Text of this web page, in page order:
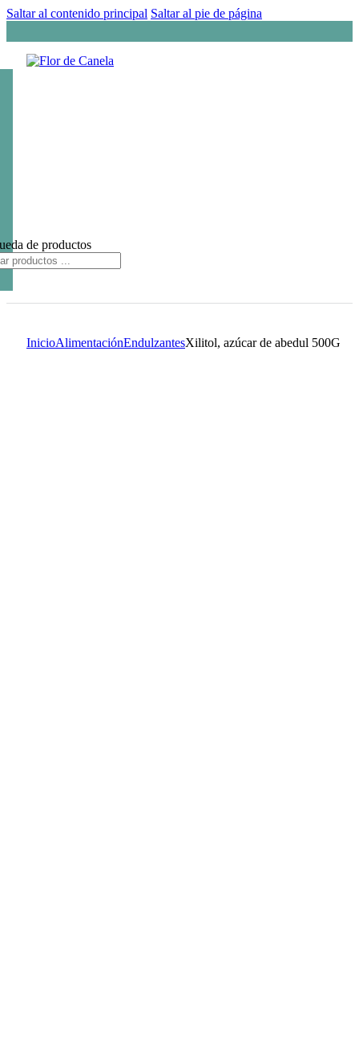
Saltar al contenido principal Saltar al pie de página
de productos
InicioAlimentaciónEndulzantesXilitol, azúcar de abedul 500G